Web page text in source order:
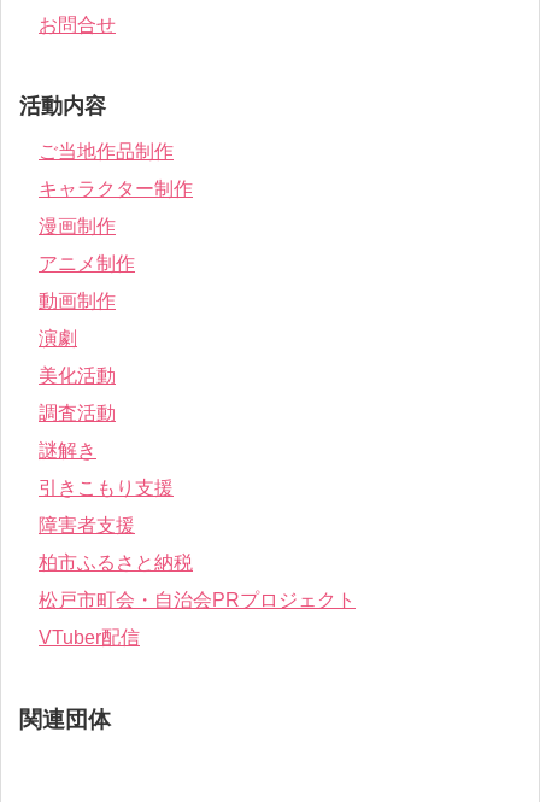
お問合せ
活動内容
ご当地作品制作
キャラクター制作
漫画制作
アニメ制作
動画制作
演劇
美化活動
調査活動
謎解き
引きこもり支援
障害者支援
柏市ふるさと納税
松戸市町会・自治会PRプロジェクト
VTuber配信
関連団体